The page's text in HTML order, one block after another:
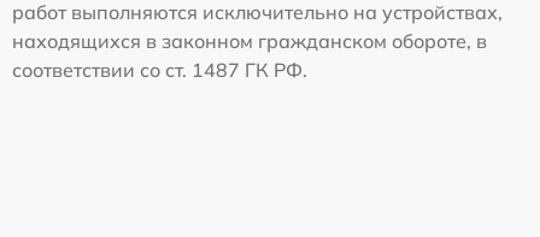
работ выполняются исключительно на устройствах,
находящихся в законном гражданском обороте, в
соответствии со ст. 1487 ГК РФ.